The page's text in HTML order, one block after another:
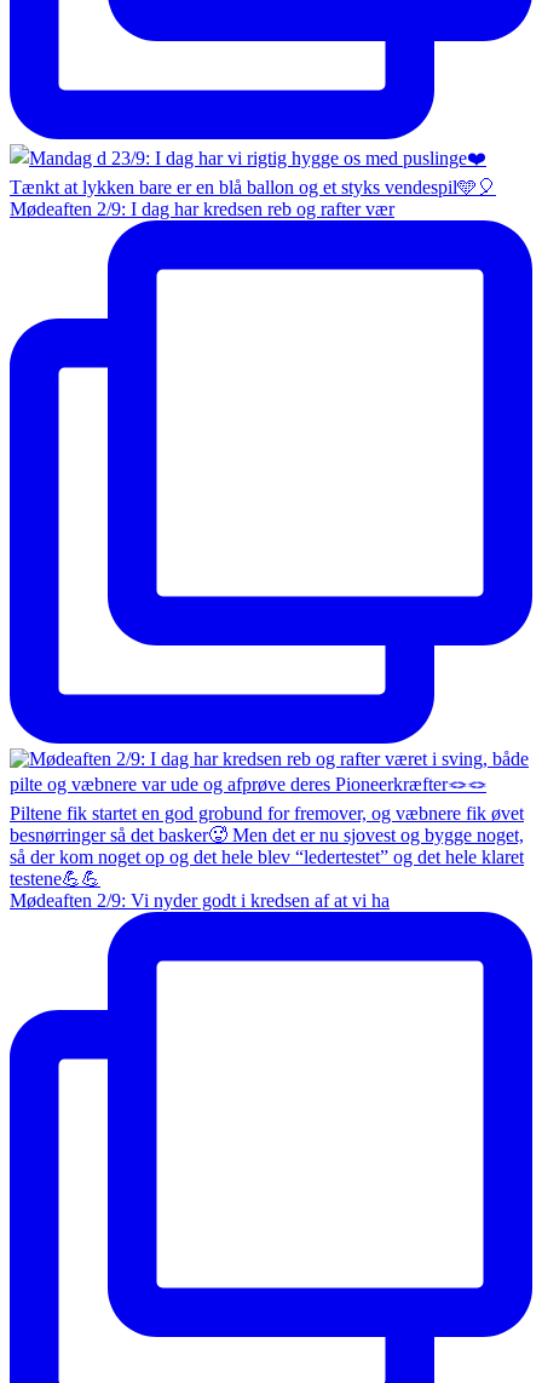
Mødeaften 2/9: I dag har kredsen reb og rafter vær
Mødeaften 2/9: Vi nyder godt i kredsen af at vi ha